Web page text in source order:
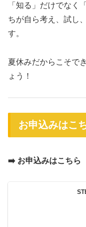
「知る」だけでなく
ちが自ら考え、試し
す。
夏休みだからこそで
ょう！
お申込みはこ
➡️ お申込みはこちら